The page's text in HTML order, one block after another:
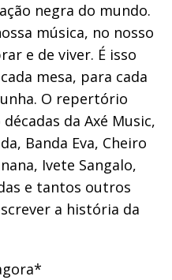
negra do mundo.
música, no nosso
e de viver. É isso
mesa, para cada
O repertório
da Axé Music,
Banda Eva, Cheiro
Ivete Sangalo,
e tantos outros
a história da